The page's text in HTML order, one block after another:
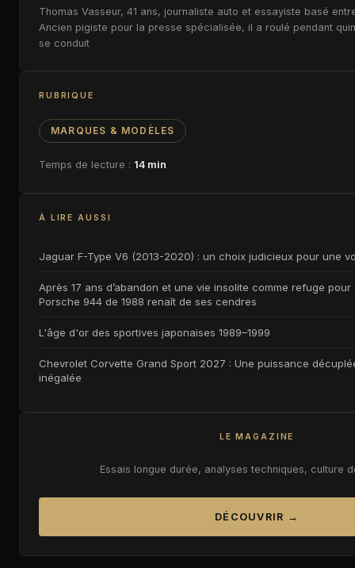
Thomas Vasseur, 41 ans, journaliste auto et essayiste basé
Ancien pigiste pour la presse spécialisée, il a roulé pendant
se conduit
RUBRIQUE
MARQUES & MODÈLES
Temps de lecture : 14 min
À LIRE AUSSI
Jaguar F-Type V6 (2013-2020) : un choix judicieux pour une
Après 17 ans d’abandon et une vie insolite comme refuge
Porsche 944 de 1988 renaît de ses cendres
L'âge d'or des sportives japonaises 1989–1999
Chevrolet Corvette Grand Sport 2027 : Une puissance
inégalée
LE MAGAZINE
Essais longue durée, analyses techniques, culture
DÉCOUVRIR →